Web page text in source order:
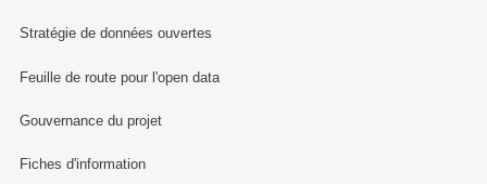
Stratégie de données ouvertes
Feuille de route pour l'open data
Gouvernance du projet
Fiches d'information